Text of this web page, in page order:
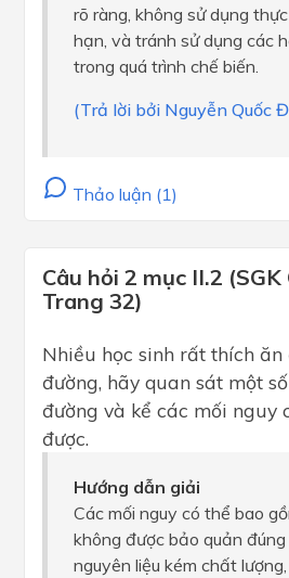
rõ ràng, không sử dụng
hạn, và tránh sử dụng các
trong quá trình chế biến.
(Trả lời bởi Nguyễn Quốc
Thảo luận (1)
Câu hỏi 2 mục II.2
Trang 32)
Nhiều học sinh rất thích
đường, hãy quan sát một
đường và kể các mối nguy
được.
Hướng dẫn giải
Các mối nguy có thể bao
không được bảo quản đúng
nguyên liệu kém chất